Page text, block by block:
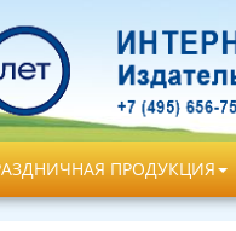
ПРОДУКЦИЯ